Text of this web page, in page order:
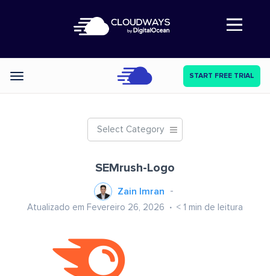
Abre a navegação
Categories START FREE TRIAL
Select Category
SEMrush-Logo
Zain Imran
Atualizado em Fevereiro 26, 2026 < 1 min de leitura